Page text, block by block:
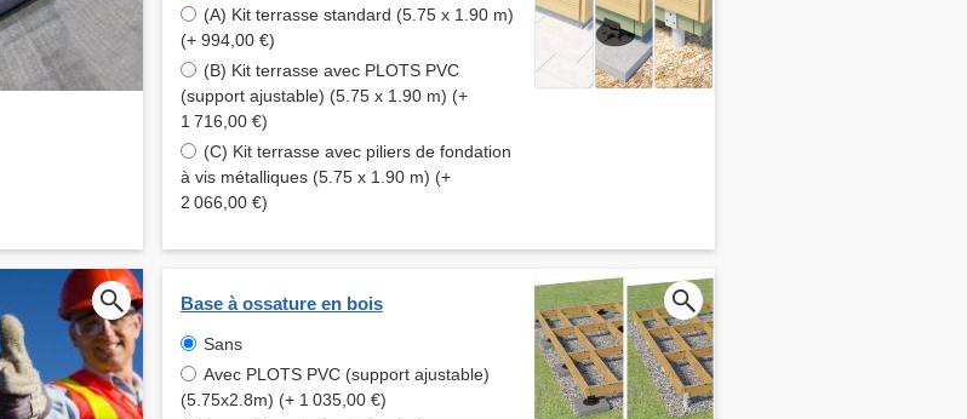
(A) Kit terrasse standard (5.75 x 1.90 m)
(+ 994,00 €)
(B) Kit terrasse avec PLOTS PVC
(support ajustable) (5.75 x 1.90 m) (+
1 716,00 €)
(C) Kit terrasse avec piliers de fondation
à vis métalliques (5.75 x 1.90 m) (+
2 066,00 €)
Base à ossature en bois
Sans
Avec PLOTS PVC (support ajustable)
(5.75x2.8m) (+ 1 035,00 €)